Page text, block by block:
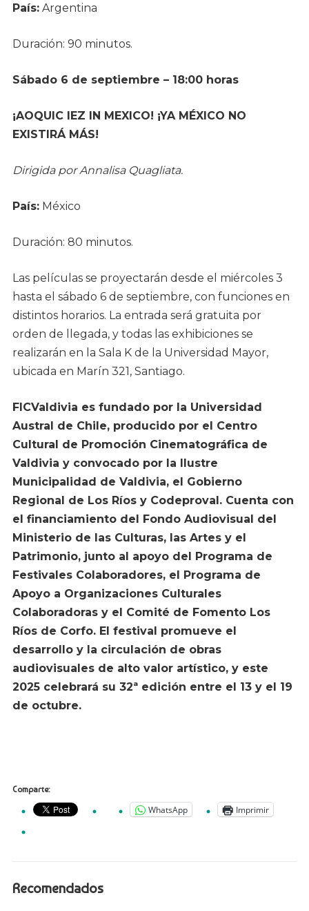
País:Argentina
Duración: 90 minutos.
Sábado 6 de septiembre – 18:00 horas
¡AOQUIC IEZ IN MEXICO! ¡YA MÉXICO NO
EXISTIRÁ MÁS!
Dirigida por Annalisa Quagliata.
País:México
Duración: 80 minutos.
Las películas se proyectarán desde el miércoles 3
hasta el sábado 6 de septiembre, con funciones en
distintos horarios. La entrada será gratuita por
orden de llegada, y todas las exhibiciones se
realizarán en la Sala K de la Universidad Mayor,
ubicada en Marín 321, Santiago.
FICValdivia es fundado por la Universidad
Austral de Chile, producido por el Centro
Cultural de Promoción Cinematográfica de
Valdivia y convocado por la Ilustre
Municipalidad de Valdivia, el Gobierno
Regional de Los Ríos y Codeproval. Cuenta con
el financiamiento del Fondo Audiovisual del
Ministerio de las Culturas, las Artes y el
Patrimonio, junto al apoyo del Programa de
Festivales Colaboradores, el Programa de
Apoyo a Organizaciones Culturales
Colaboradoras y el Comité de Fomento Los
Ríos de Corfo. El festival promueve el
desarrollo y la circulación de obras
audiovisuales de alto valor artístico, y este
2025 celebrará su 32ª edición entre el 13 y el 19
de octubre.
Comparte:
WhatsApp Imprimir
Recomendados